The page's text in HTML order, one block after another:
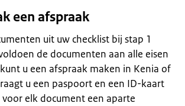
een afspraak
uit uw checklist bij stap 1
de documenten aan alle eisen
u een afspraak maken in Kenia of
u een paspoort en een ID-kaart
elk document een aparte